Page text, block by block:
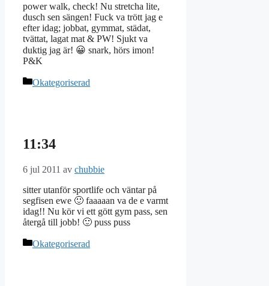
power walk, check! Nu stretcha lite,
dusch sen sängen! Fuck va trött jag e
efter idag; jobbat, gymmat, städat,
tvättat, lagat mat & PW! Sjukt va
duktig jag är! 😀 snark, hörs imon!
P&K
Kategorier
Okategoriserad
11:34
6 jul 2011 av chubbie
sitter utanför sportlife och väntar på
segfisen ewe 🙂 faaaaan va de e varmt
idag!! Nu kör vi ett gött gym pass, sen
återgå till jobb! 🙂 puss puss
Kategorier
Okategoriserad